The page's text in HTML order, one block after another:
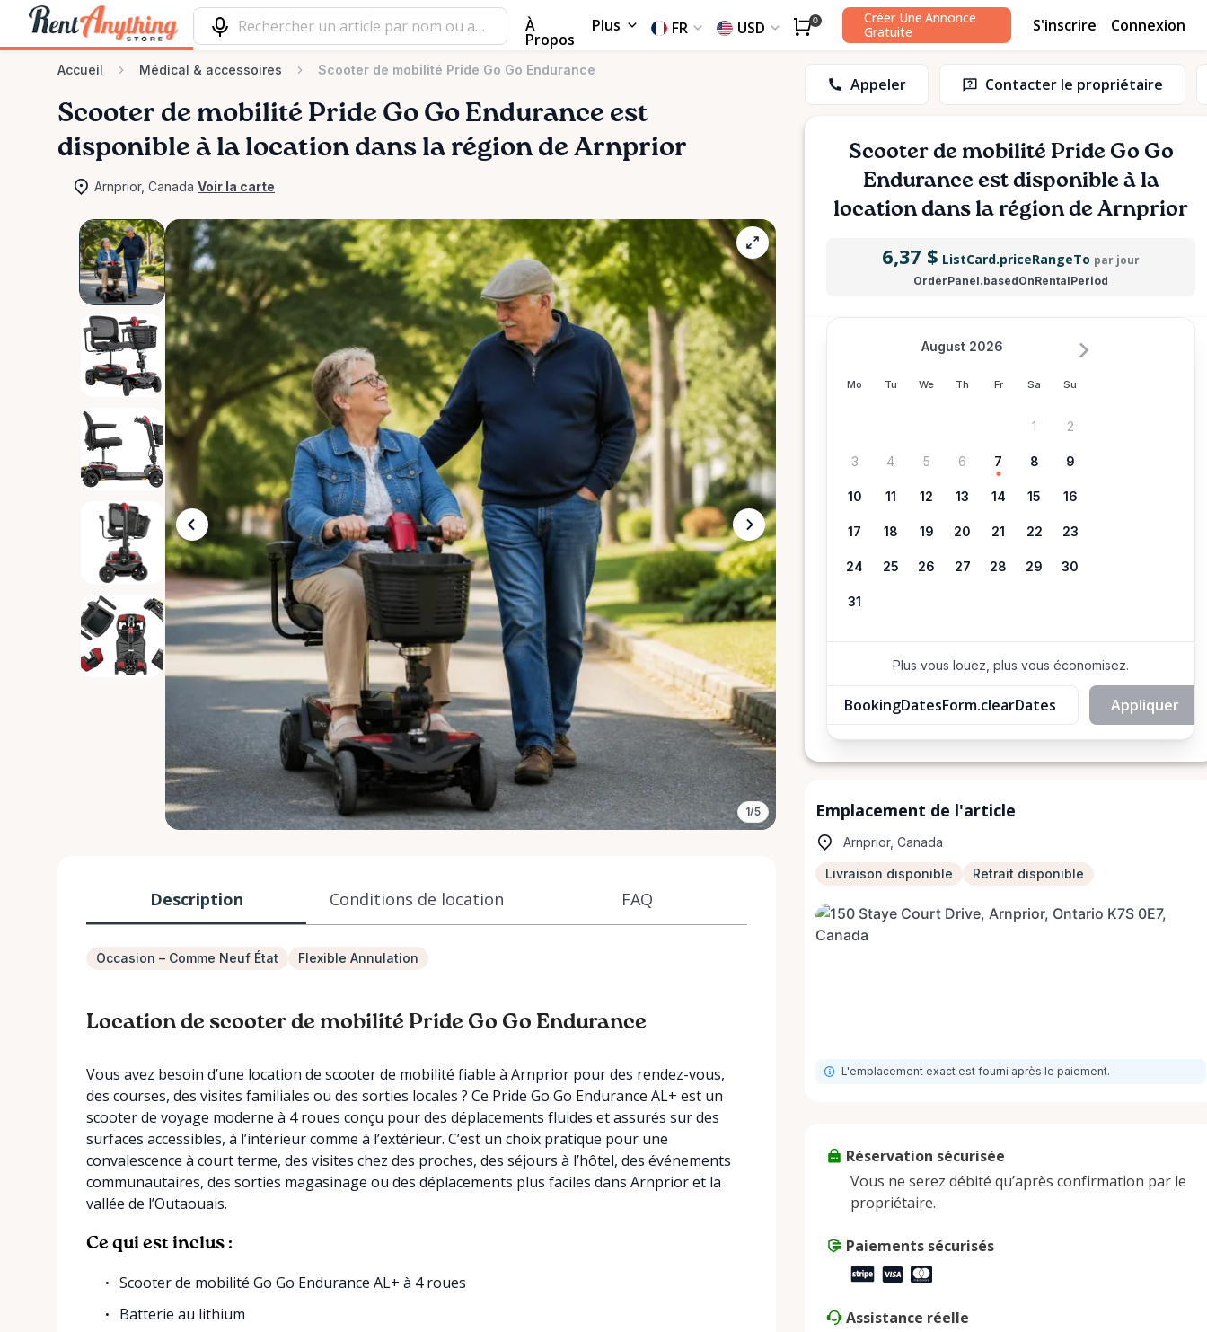
À
Propos
Plus FR USD 0
Créer Une Annonce
Gratuite
S'inscrire Connexion
Accueil Médical & accessoires Scooter de mobilité Pride Go Go Endurance
Scooter de mobilité Pride Go Go Endurance est
disponible à la location dans la région de Arnprior
Arnprior, Canada Voir la carte
1/5
Description Conditions de location FAQ
Occasion – Comme Neuf État Flexible Annulation
Location de scooter de mobilité Pride Go Go Endurance
Vous avez besoin d’une location de scooter de mobilité fiable à Arnprior pour des rendez-vous,
des courses, des visites familiales ou des sorties locales ? Ce Pride Go Go Endurance AL+ est un
scooter de voyage moderne à 4 roues conçu pour des déplacements fluides et assurés sur des
surfaces accessibles, à l’intérieur comme à l’extérieur. C’est un choix pratique pour une
convalescence à court terme, des visites chez des proches, des séjours à l’hôtel, des événements
communautaires, des sorties magasinage ou des déplacements plus faciles dans Arnprior et la
vallée de l’Outaouais.
Ce qui est inclus :
Scooter de mobilité Go Go Endurance AL+ à 4 roues
Batterie au lithium
Appeler Contacter le propriétaire
Scooter de mobilité Pride Go Go
Enduranceest disponible à la
location dans la région de Arnprior
6,37 $ ListCard.priceRangeTo par jour
OrderPanel.basedOnRentalPeriod
Mo Tu We Th Fr Sa Su
August 2026
1 2
3 4 5 6 7 8 9
10 11 12 13 14 15 16
17 18 19 20 21 22 23
24 25 26 27 28 29 30
31
Plus vous louez, plus vous économisez.
BookingDatesForm.clearDates Appliquer
Emplacement de l'article
Arnprior, Canada
Livraison disponible Retrait disponible
L'emplacement exact est fourni après le paiement.
Réservation sécurisée
Vous ne serez débité qu’après confirmation par le
propriétaire.
Paiements sécurisés
Assistance réelle